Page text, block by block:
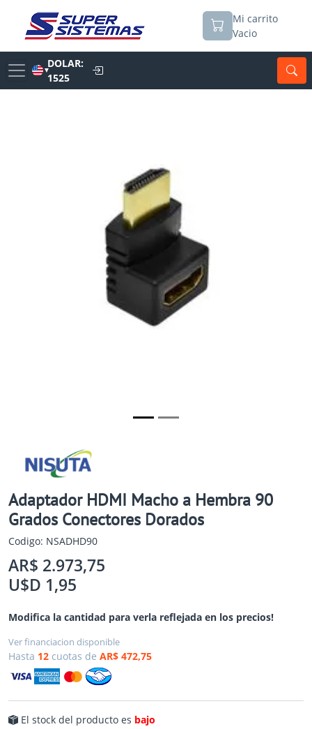
Mi carrito
Vacio
▼
DOLAR:
1525
Adaptador HDMI Macho a Hembra 90
Grados Conectores Dorados
Codigo: NSADHD90
AR$ 2.973,75
U$D 1,95
Modifica la cantidad para verla reflejada en los precios!
Ver financiacion disponible
Hasta 12 cuotas de AR$ 472,75
El stock del producto es bajo